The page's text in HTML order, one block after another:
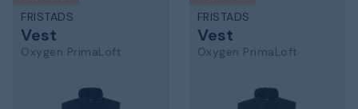
FRISTADS
Vest
Oxygen PrimaLoft
FRISTADS
Vest
Oxygen PrimaLoft